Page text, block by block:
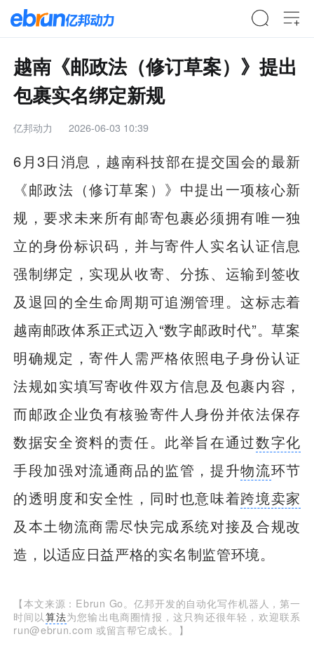
越南《邮政法（修订草案）》提出
包裹实名绑定新规
亿邦动力 2026-06-03 10:39
6月3日消息，越南科技部在提交国会的最新
《邮政法（修订草案）》中提出一项核心新
规，要求未来所有邮寄包裹必须拥有唯一独
立的身份标识码，并与寄件人实名认证信息
强制绑定，实现从收寄、分拣、运输到签收
及退回的全生命周期可追溯管理。这标志着
越南邮政体系正式迈入“数字邮政时代”。草案
明确规定，寄件人需严格依照电子身份认证
法规如实填写寄收件双方信息及包裹内容，
而邮政企业负有核验寄件人身份并依法保存
数据安全资料的责任。此举旨在通过数字化
手段加强对流通商品的监管，提升物流环节
的透明度和安全性，同时也意味着跨境卖家
及本土物流商需尽快完成系统对接及合规改
造，以适应日益严格的实名制监管环境。
【本文来源：Ebrun Go。亿邦开发的自动化写作机器人，第一
时间以 算法为您输出电商圈情报，这只狗还很年轻，欢迎联系
run@ebrun.com 或留言帮它成长。】